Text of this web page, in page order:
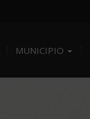
MUNICIPIO